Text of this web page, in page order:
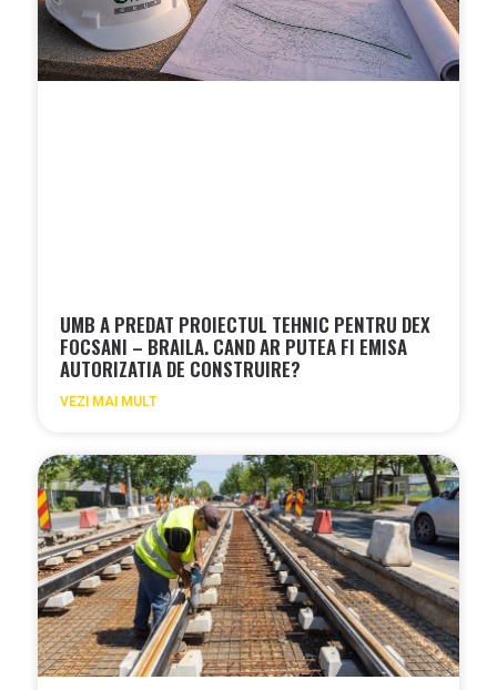
UMB A PREDAT PROIECTUL TEHNIC PENTRU DEX
FOCSANI – BRAILA. CAND AR PUTEA FI EMISA
AUTORIZATIA DE CONSTRUIRE?
VEZI MAI MULT